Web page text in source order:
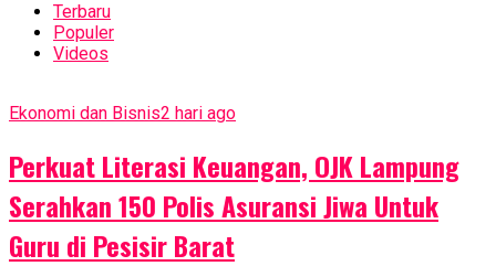
Terbaru
Populer
Videos
Ekonomi dan Bisnis2 hari ago
Perkuat Literasi Keuangan, OJK Lampung
Serahkan 150 Polis Asuransi Jiwa Untuk
Guru di Pesisir Barat